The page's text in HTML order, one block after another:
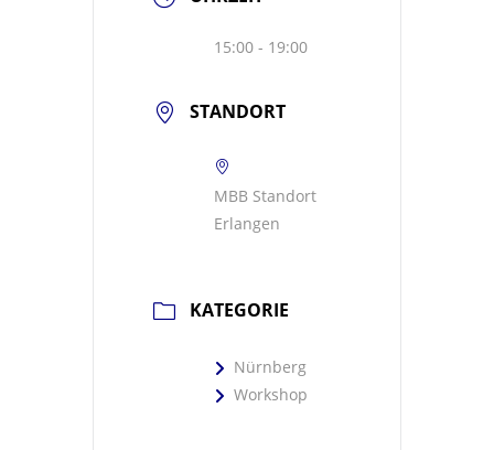
15:00 - 19:00
STANDORT
MBB Standort
Erlangen
KATEGORIE
Nürnberg
Workshop